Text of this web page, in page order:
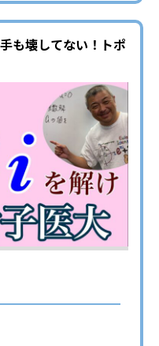
も壊してない！トポ